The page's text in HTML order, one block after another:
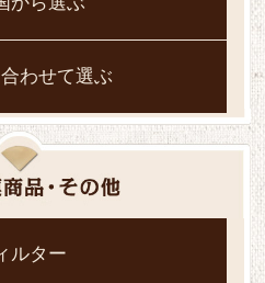
わせて選ぶ
ルター